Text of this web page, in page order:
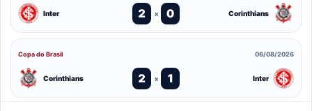
Inter 2 x 0 Corinthians
Copa do Brasil 06/08/2026
Corinthians 2 x 1 Inter